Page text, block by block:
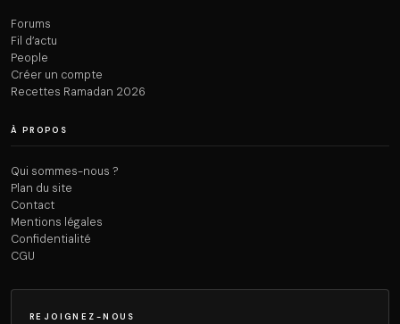
Forums
Fil d’actu
People
Créer un compte
Recettes Ramadan 2026
À PROPOS
Qui sommes-nous ?
Plan du site
Contact
Mentions légales
Confidentialité
CGU
REJOIGNEZ-NOUS